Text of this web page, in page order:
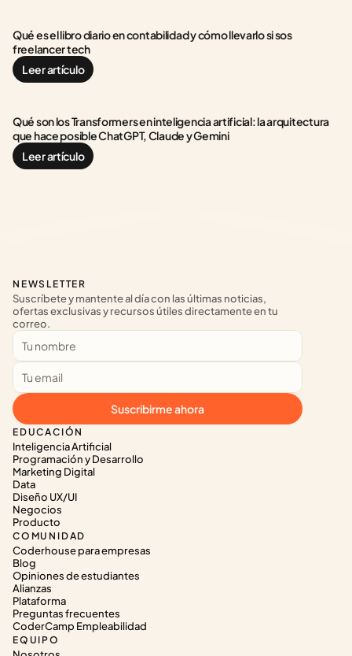
Qué es el libro diario en contabilidad y cómo llevarlo si sos
freelancer tech
Leer artículo
Qué son los Transformers en inteligencia artificial: la arquitectura
que hace posible ChatGPT, Claude y Gemini
Leer artículo
EDUCACIÓN
Inteligencia Artificial
Programación y Desarrollo
Marketing Digital
Data
Diseño UX/UI
Negocios
Producto
COMUNIDAD
Coderhouse para empresas
Blog
Opiniones de estudiantes
Alianzas
Plataforma
Preguntas frecuentes
CoderCamp Empleabilidad
EQUIPO
NEWSLETTER
Suscríbete y mantente al día con las últimas noticias,
ofertas exclusivas y recursos útiles directamente en tu
correo.
Suscribirme ahora